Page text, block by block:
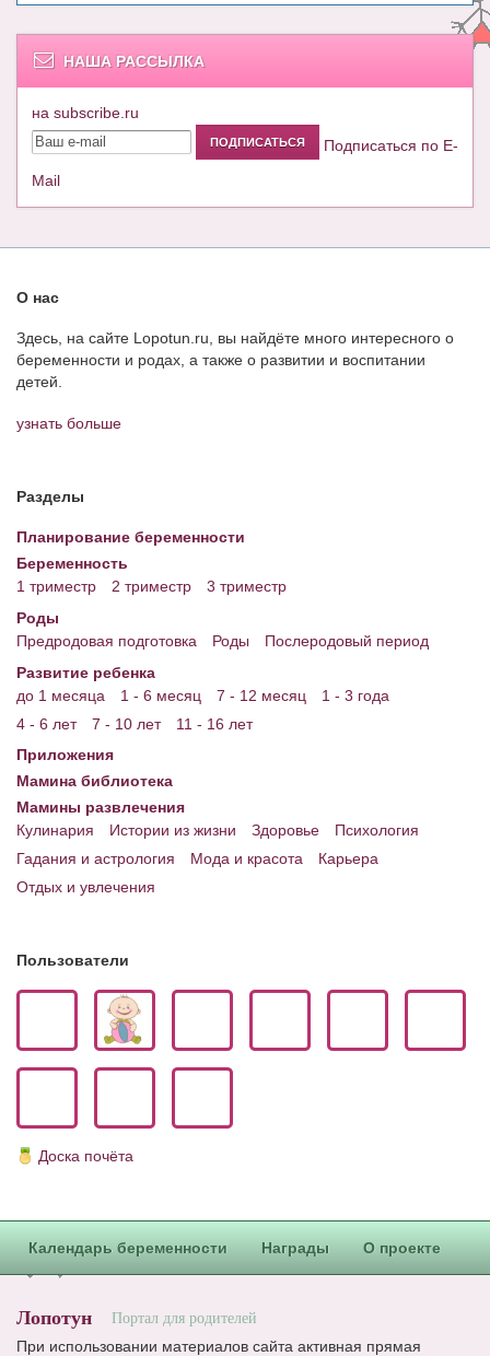
НАША РАССЫЛКА
на subscribe.ru
Подписаться по E-
Mail
О нас
Здесь, на сайте Lopotun.ru, вы найдёте много интересного о
беременности и родах, а также о развитии и воспитании
детей.
узнать больше
Разделы
Планирование беременности
Беременность
1 триместр
2 триместр
3 триместр
Роды
Предродовая подготовка
Роды
Послеродовый период
Развитие ребенка
до 1 месяца
1 - 6 месяц 7 - 12 месяц
1 - 3 года
4 - 6 лет
7 - 10 лет
11 - 16 лет
Приложения
Мамина библиотека
Мамины развлечения
Кулинария
Истории из жизни Здоровье
Психология
Гадания и астрология
Мода и красота
Карьера
Отдых и увлечения
Пользователи
Доска почёта
Календарь беременности Награды О проекте
Лопотун Портал для родителей
При использовании материалов сайта активная прямая